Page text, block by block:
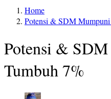
Home
Potensi & SDM
Potensi &
Tumbuh 7%